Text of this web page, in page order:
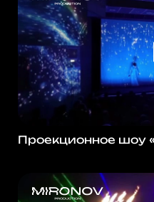
Проекционное шоу